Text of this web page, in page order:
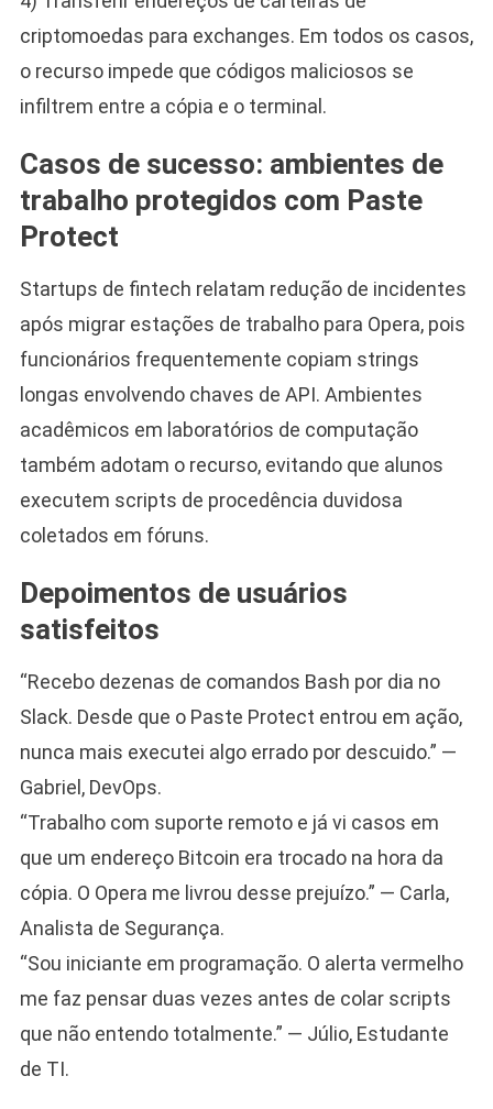
criptomoedas para exchanges. Em todos os casos,
o recurso impede que códigos maliciosos se
infiltrem entre a cópia e o terminal.
Casos de sucesso: ambientes de
trabalho protegidos com Paste
Protect
Startups de fintech relatam redução de incidentes
após migrar estações de trabalho para Opera, pois
funcionários frequentemente copiam strings
longas envolvendo chaves de API. Ambientes
acadêmicos em laboratórios de computação
também adotam o recurso, evitando que alunos
executem scripts de procedência duvidosa
coletados em fóruns.
Depoimentos de usuários
satisfeitos
“Recebo dezenas de comandos Bash por dia no
Slack. Desde que o Paste Protect entrou em ação,
nunca mais executei algo errado por descuido.” —
Gabriel, DevOps.
“Trabalho com suporte remoto e já vi casos em
que um endereço Bitcoin era trocado na hora da
cópia. O Opera me livrou desse prejuízo.” — Carla,
Analista de Segurança.
“Sou iniciante em programação. O alerta vermelho
me faz pensar duas vezes antes de colar scripts
que não entendo totalmente.” — Júlio, Estudante
de TI.